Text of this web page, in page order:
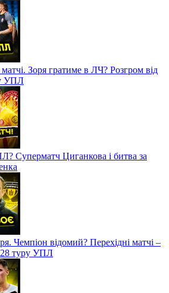
Зоря гратиме в ЛЧ? Розгром від
УПЛ
Суперматч Циганкова і битва за
Чемпіон відомий? Перехідні матчі –
28 туру УПЛ